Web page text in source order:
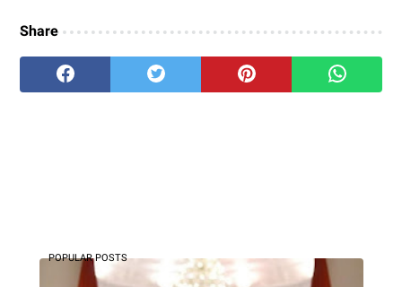
Share
POPULAR POSTS